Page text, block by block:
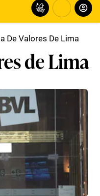
De Valores De Lima
de Lima